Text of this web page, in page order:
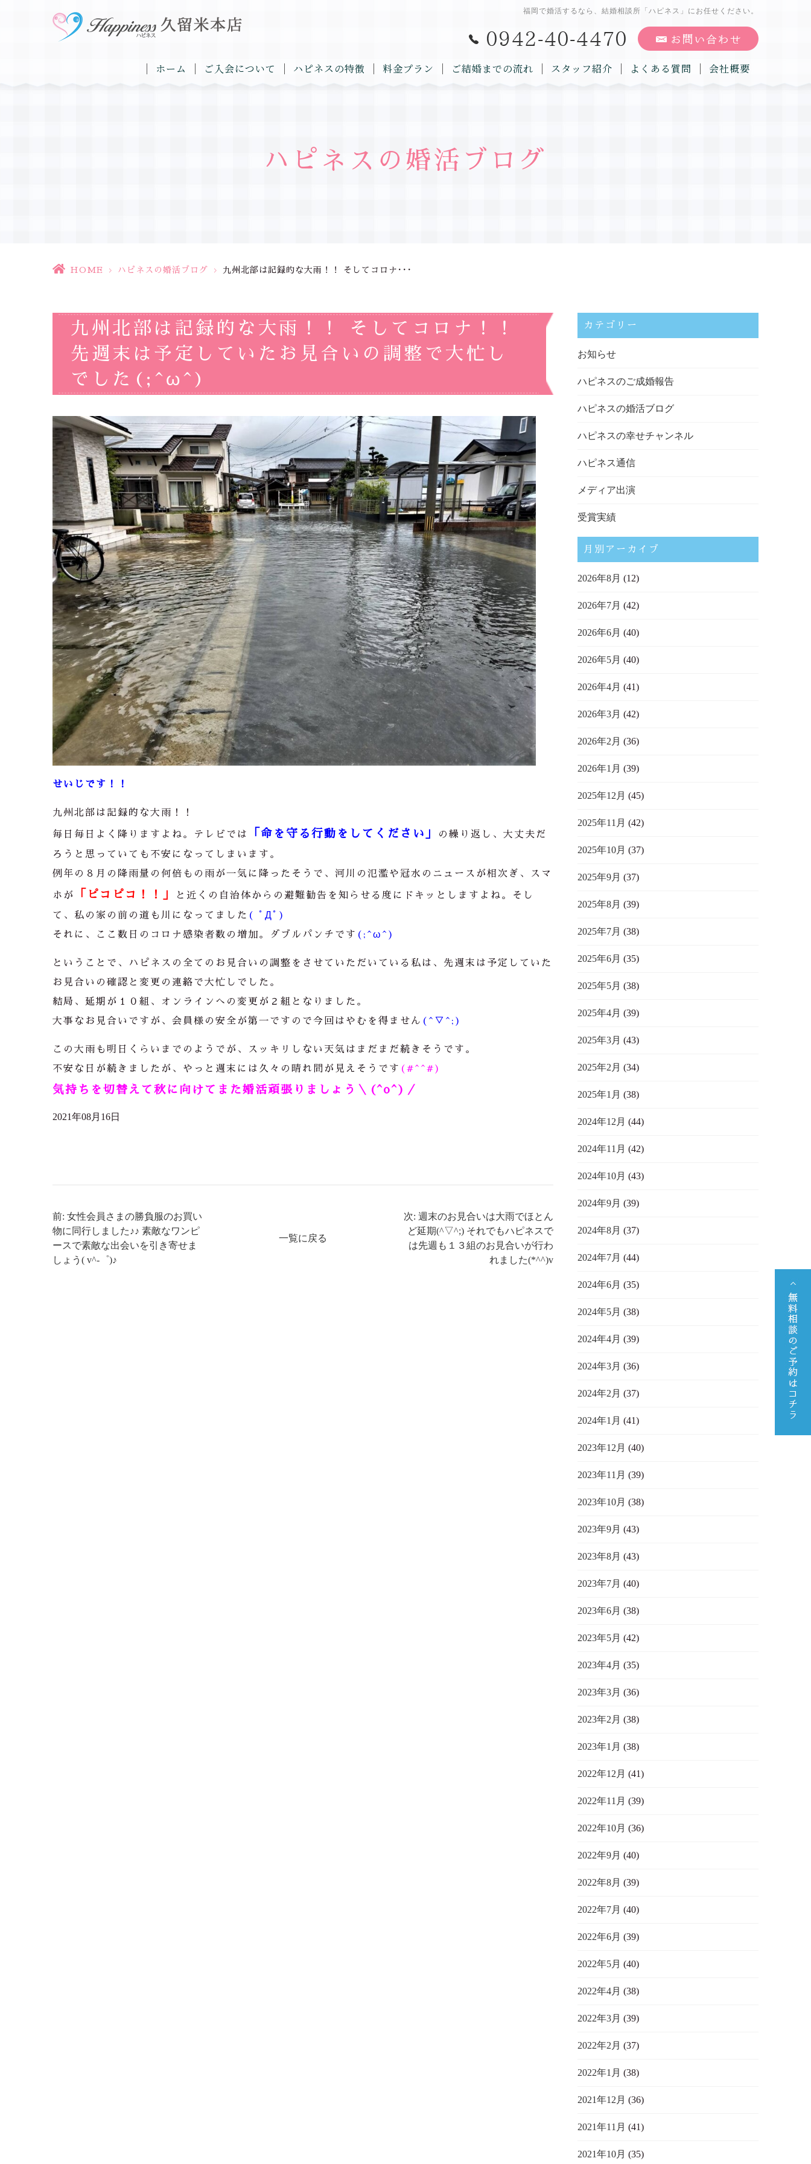
福岡で婚活するなら、結婚相談所「ハピネス」にお任せください。
ホーム ご入会について ハピネスの特徴 料金プラン ご結婚までの流れ スタッフ紹介 よくある質問 会社概要
ハピネスの婚活ブログ
HOME > ハピネスの婚活ブログ > 九州北部は記録的な大雨！！ そしてコロナ･･･
九州北部は記録的な大雨！！ そしてコロナ！！
先週末は予定していたお見合いの調整で大忙し
でした(;^ω^)
せいじです！！
九州北部は記録的な大雨！！
毎日毎日よく降りますよね。テレビでは 「命を守る行動をしてください」 の繰り返し、大丈夫だ
ろうと思っていても不安になってしまいます。
例年の８月の降雨量の何倍もの雨が一気に降ったそうで、河川の氾濫や冠水のニュースが相次ぎ、スマ
ホが 「ピコピコ！！」 と近くの自治体からの避難勧告を知らせる度にドキッとしますよね。そし
て、私の家の前の道も川になってました ( ﾟДﾟ)
それに、ここ数日のコロナ感染者数の増加。ダブルパンチです (;^ω^)
ということで、ハピネスの全てのお見合いの調整をさせていただいている私は、先週末は予定していた
お見合いの確認と変更の連絡で大忙しでした。
結局、延期が１０組、オンラインへの変更が２組となりました。
大事なお見合いですが、会員様の安全が第一ですので今回はやむを得ません (^▽^;)
この大雨も明日くらいまでのようでが、スッキリしない天気はまだまだ続きそうです。
不安な日が続きましたが、やっと週末には久々の晴れ間が見えそうです (#^^#)
気持ちを切替えて秋に向けてまた婚活頑張りましょう＼(^o^)／
2021年08月16日
前: 女性会員さまの勝負服のお買い
物に同行しました♪♪ 素敵なワンピ
ースで素敵な出会いを引き寄せま
しょう( v^-゜)♪
一覧に戻る
次: 週末のお見合いは大雨でほとん
ど延期(^▽^;) それでもハピネスで
は先週も１３組のお見合いが行わ
れました(*^^)v
カテゴリー
お知らせ
ハピネスのご成婚報告
ハピネスの婚活ブログ
ハピネスの幸せチャンネル
ハピネス通信
メディア出演
受賞実績
月別アーカイブ
2026年8月 (12)
2026年7月 (42)
2026年6月 (40)
2026年5月 (40)
2026年4月 (41)
2026年3月 (42)
2026年2月 (36)
2026年1月 (39)
2025年12月 (45)
2025年11月 (42)
2025年10月 (37)
2025年9月 (37)
2025年8月 (39)
2025年7月 (38)
2025年6月 (35)
2025年5月 (38)
2025年4月 (39)
2025年3月 (43)
2025年2月 (34)
2025年1月 (38)
2024年12月 (44)
2024年11月 (42)
2024年10月 (43)
2024年9月 (39)
2024年8月 (37)
2024年7月 (44)
2024年6月 (35)
2024年5月 (38)
2024年4月 (39)
2024年3月 (36)
2024年2月 (37)
2024年1月 (41)
2023年12月 (40)
2023年11月 (39)
2023年10月 (38)
2023年9月 (43)
2023年8月 (43)
2023年7月 (40)
2023年6月 (38)
2023年5月 (42)
2023年4月 (35)
2023年3月 (36)
2023年2月 (38)
2023年1月 (38)
2022年12月 (41)
2022年11月 (39)
2022年10月 (36)
2022年9月 (40)
2022年8月 (39)
2022年7月 (40)
2022年6月 (39)
2022年5月 (40)
2022年4月 (38)
2022年3月 (39)
2022年2月 (37)
2022年1月 (38)
2021年12月 (36)
2021年11月 (41)
2021年10月 (35)